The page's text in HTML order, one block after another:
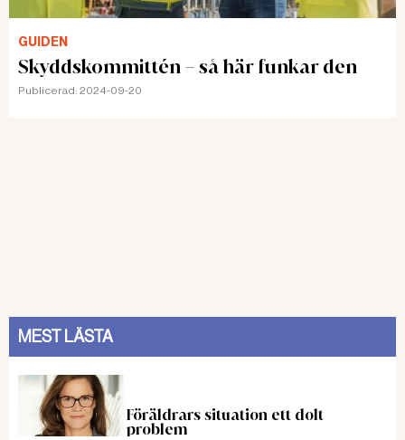
GUIDEN
Skyddskommittén – så här funkar den
Publicerad: 2024-09-20
MEST LÄSTA
Föräldrars situation ett dolt
problem